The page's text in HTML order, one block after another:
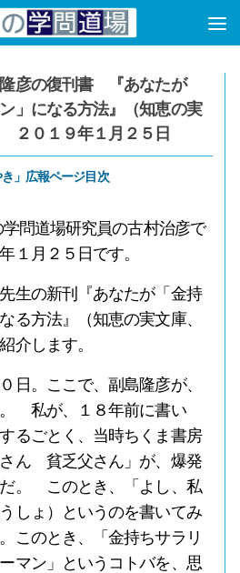
プ
彦の復刊書 『あなたが
」になる方法』（知恵の実
２０１９年１月２５日
き」広報ページ目次
問道場研究員の古村治彦で
１月２５日です。
生の新刊『あなたが「金持
る方法』（知恵の実文庫、
介します。
日。ここで、副島隆彦が、
私が、１８年前に書い
るごとく、当時ちくま書房
ん 貧乏父さん」が、爆発
。 このとき、「よし、私
しょ）というのを書いてみ
このとき、「金持ちサラリ
マン」というコトバを、思